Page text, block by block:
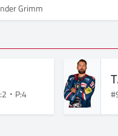
Grimm
P:4